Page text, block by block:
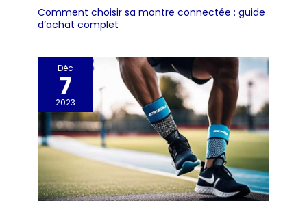
Comment choisir sa montre connectée : guide
d’achat complet
Déc
7
2023